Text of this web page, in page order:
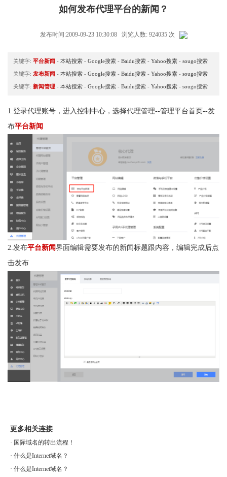
如何发布代理平台的新闻？
发布时间:2009-09-23 10:30:08 浏览人数: 924035 次
关键字: 平台新闻 - 本站搜索 - Google搜索 - Baidu搜索 - Yahoo搜索 - sougo搜索
关键字: 发布新闻 - 本站搜索 - Google搜索 - Baidu搜索 - Yahoo搜索 - sougo搜索
关键字: 新闻管理 - 本站搜索 - Google搜索 - Baidu搜索 - Yahoo搜索 - sougo搜索
1.登录代理账号，进入控制中心，选择代理管理--管理平台首页--发
布平台新闻
2.发布平台新闻界面编辑需要发布的新闻标题跟内容，编辑完成后点
击发布
更多相关连接
· 国际域名的转出流程！
· 什么是Internet域名？
· 什么是Internet域名？